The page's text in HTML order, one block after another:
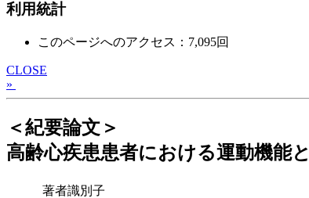
利用統計
このページへのアクセス：7,095回
CLOSE
»
＜紀要論文＞
高齢心疾患患者における運動機能
著者識別子